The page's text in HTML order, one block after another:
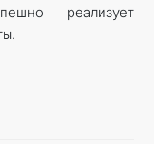
реализует